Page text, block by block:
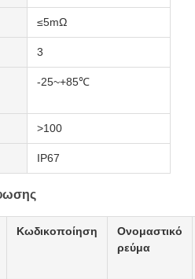
≤5mΩ
3
-25~+85℃
>100
IP67
Κωδικοποίηση
Ονομαστικό
ρεύμα